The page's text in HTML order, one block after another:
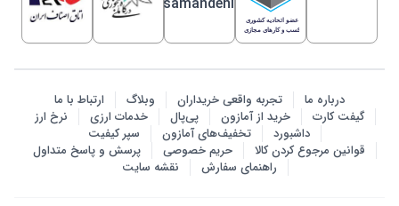
درباره ما تجربه واقعی خریداران وبلاگ
ارتباط با ما
گیفت کارت
خرید از آمازون پی‌پال خدمات ارزی
نرخ ارز
داشبورد
تخفیف‌های آمازون
سپر کیفیت
قوانین مرجوع کردن کالا
حریم خصوصی
پرسش‌ و پاسخ متداول
راهنمای سفارش
نقشه سایت